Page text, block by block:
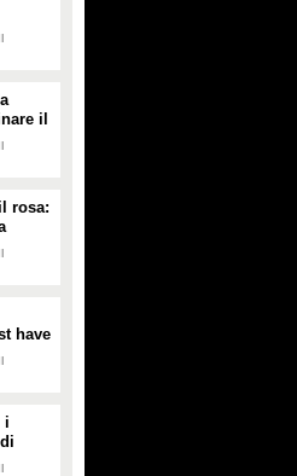
il
rosa:
have
i